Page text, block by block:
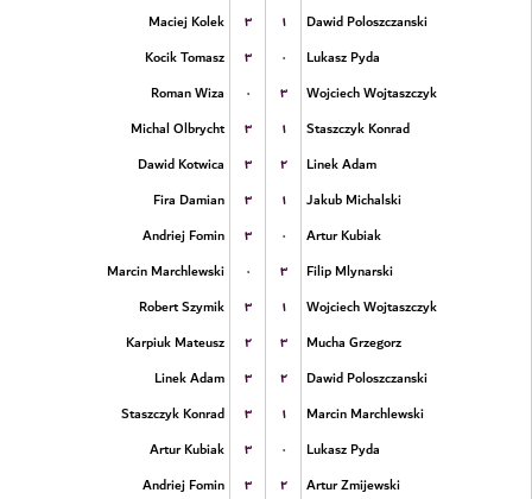
Maciej Kolek
۳ ۱
Dawid Poloszczanski
Kocik Tomasz
۳ ۰
Lukasz Pyda
Roman Wiza
۰ ۳
Wojciech Wojtaszczyk
Michal Olbrycht
۳ ۱
Staszczyk Konrad
Dawid Kotwica
۳ ۲
Linek Adam
Fira Damian
۳ ۱
Jakub Michalski
Andriej Fomin
۳ ۰
Artur Kubiak
Marcin Marchlewski
۰ ۳
Filip Mlynarski
Robert Szymik
۳ ۱
Wojciech Wojtaszczyk
Karpiuk Mateusz
۲ ۳
Mucha Grzegorz
Linek Adam
۳ ۲
Dawid Poloszczanski
Staszczyk Konrad
۳ ۱
Marcin Marchlewski
Artur Kubiak
۳ ۰
Lukasz Pyda
Andriej Fomin
۳ ۲
Artur Zmijewski